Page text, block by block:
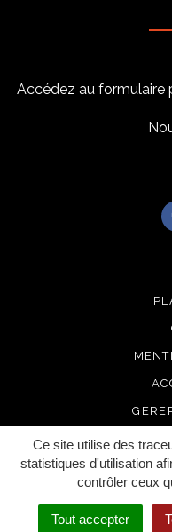
Ce site utilise des
statistiques d'utilisation
contrôler ceux
Tout accepter
Accédez au formulaire